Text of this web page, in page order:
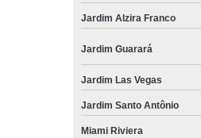
Jardim Alzira Franco
Jardim Guarará
Jardim Las Vegas
Jardim Santo Antônio
Miami Riviera